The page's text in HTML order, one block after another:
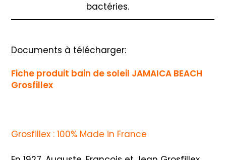
bactéries.
Documents à télécharger:
Fiche produit bain de soleil JAMAICA BEACH
Grosfillex
Grosfillex : 100% Made in France